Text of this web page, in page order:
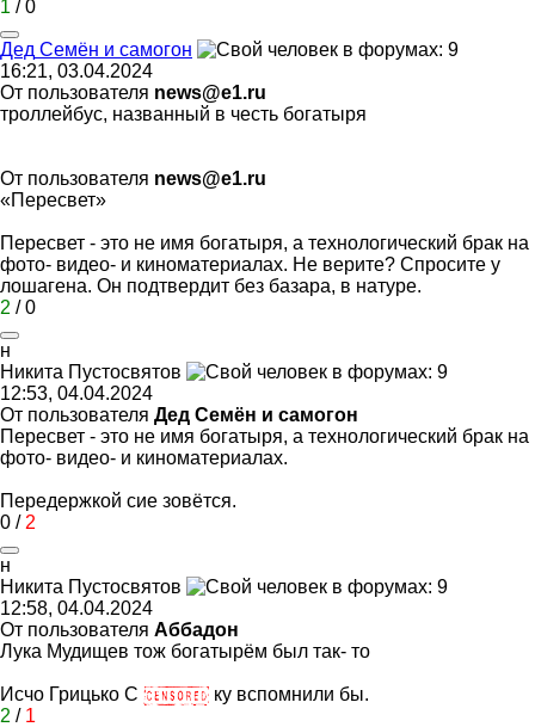
1 /0
Дед Семён и самогон
16:21, 03.04.2024
От пользователя news@e1.ru
троллейбус, названный в честь богатыря
От пользователя news@e1.ru
«Пересвет»
Пересвет - это не имя богатыря, а технологический брак на
фото- видео- и киноматериалах. Не верите? Спросите у
лошагена. Он подтвердит без базара, в натуре.
2 /0
н
Никита Пустосвятов
12:53, 04.04.2024
От пользователя Дед Семён и самогон
Пересвет - это не имя богатыря, а технологический брак на
фото- видео- и киноматериалах.
Передержкой сие зовётся.
0 / 2
н
Никита Пустосвятов
12:58, 04.04.2024
От пользователя Аббадон
Лука Мудищев тож богатырём был так- то
Исчо Грицько С
ку вспомнили бы.
2 / 1